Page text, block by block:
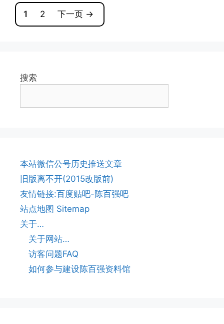
页
面
1
页
面
2 下一页 →
搜索
本站微信公号历史推送文章
旧版离不开(2015改版前)
友情链接:百度贴吧-陈百强吧
站点地图 Sitemap
关于…
关于网站…
访客问题FAQ
如何参与建设陈百强资料馆